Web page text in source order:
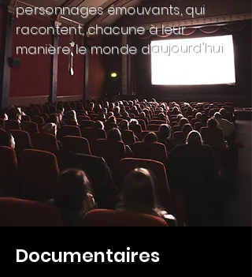
personnages émouvants, qui
racontent, chacune à leur
manière, le monde d'aujourd'hui.
Documentaires